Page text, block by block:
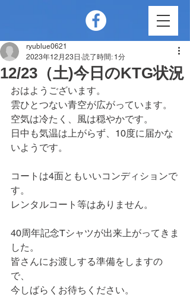
12/23（土)今日のKTG状況
ryublue0621
2023年12月23日 読了時間: 1分
おはようございます。
雲ひとつない青空が広がっています。
空気は冷たく、風は穏やかです。
日中も気温は上がらず、10度に届かな
いようです。
コートは4面ともいいコンディションで
す。
レンタルコート等はありません。
40周年記念Tシャツが出来上がってきま
した。
皆さんにお渡しする準備をしますの
で、
今しばらくお待ちください。